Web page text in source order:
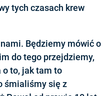
tych czasach krew
Będziemy mówić o
do tego przejdziemy,
o to, jak tam to
śmialiśmy się z